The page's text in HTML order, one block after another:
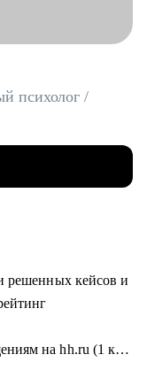
психолог /
решенных кейсов и
на hh.ru (1 кв.